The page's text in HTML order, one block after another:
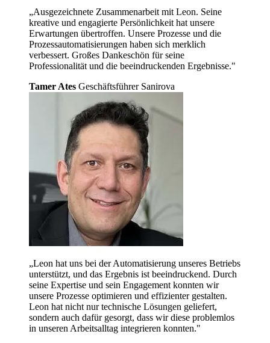
„Ausgezeichnete Zusammenarbeit mit Leon. Seine
kreative und engagierte Persönlichkeit hat unsere
Erwartungen übertroffen. Unsere Prozesse und die
Prozessautomatisierungen haben sich merklich
verbessert. Großes Dankeschön für seine
Professionalität und die beeindruckenden Ergebnisse."
Tamer Ates Geschäftsführer Sanirova
„Leon hat uns bei der Automatisierung unseres Betriebs
unterstützt, und das Ergebnis ist beeindruckend. Durch
seine Expertise und sein Engagement konnten wir
unsere Prozesse optimieren und effizienter gestalten.
Leon hat nicht nur technische Lösungen geliefert,
sondern auch dafür gesorgt, dass wir diese problemlos
in unseren Arbeitsalltag integrieren konnten."